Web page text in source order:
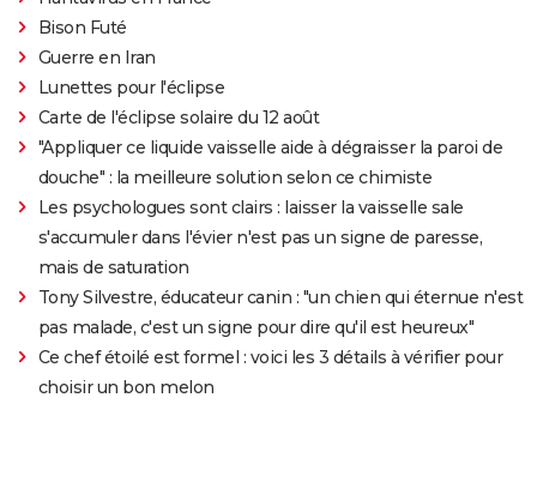
Bison Futé
Guerre en Iran
Lunettes pour l'éclipse
Carte de l'éclipse solaire du 12 août
"Appliquer ce liquide vaisselle aide à dégraisser la paroi de
douche" : la meilleure solution selon ce chimiste
Les psychologues sont clairs : laisser la vaisselle sale
s'accumuler dans l'évier n'est pas un signe de paresse,
mais de saturation
Tony Silvestre, éducateur canin : "un chien qui éternue n'est
pas malade, c'est un signe pour dire qu'il est heureux"
Ce chef étoilé est formel : voici les 3 détails à vérifier pour
choisir un bon melon